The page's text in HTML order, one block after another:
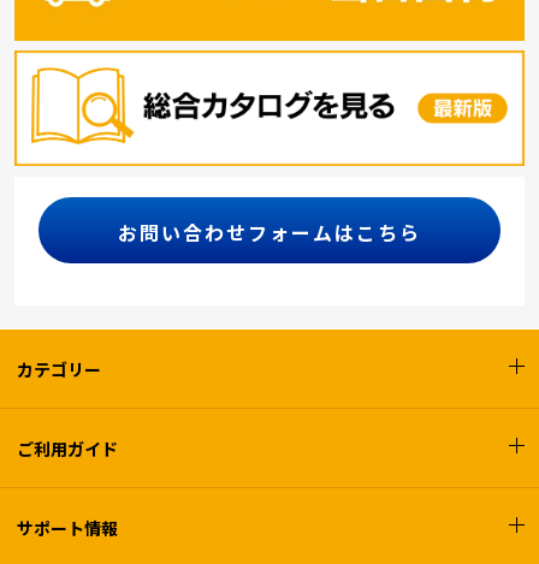
お問い合わせフォームはこちら
カテゴリー
ご利用ガイド
サポート情報